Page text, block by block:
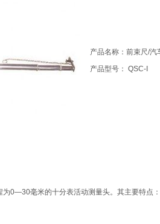
产品名称：前束尺/汽
产品型号： QSC-I
0—30毫米的十分表活动测量头。其主要特点